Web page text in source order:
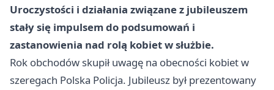
Uroczystości i działania związane z jubileuszem
stały się impulsem do podsumowań i
zastanowienia nad rolą kobiet w służbie.
Rok obchodów skupił uwagę na obecności kobiet w
szeregach Polska Policja. Jubileusz był prezentowany